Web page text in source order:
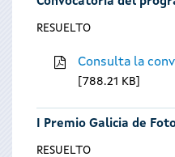
RESUELTO
Consulta la
788.21 KB
I Premio Galicia de
RESUELTO